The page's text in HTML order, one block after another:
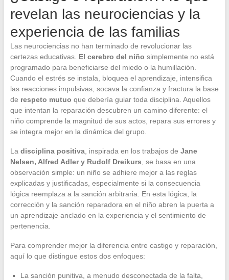
revelan las neurociencias y la
experiencia de las familias
Las neurociencias no han terminado de revolucionar las
certezas educativas. El cerebro del niño simplemente no está
programado para beneficiarse del miedo o la humillación.
Cuando el estrés se instala, bloquea el aprendizaje, intensifica
las reacciones impulsivas, socava la confianza y fractura la base
de respeto mutuo que debería guiar toda disciplina. Aquellos
que intentan la reparación descubren un camino diferente: el
niño comprende la magnitud de sus actos, repara sus errores y
se integra mejor en la dinámica del grupo.
La disciplina positiva, inspirada en los trabajos de Jane
Nelsen, Alfred Adler y Rudolf Dreikurs , se basa en una
observación simple: un niño se adhiere mejor a las reglas
explicadas y justificadas, especialmente si la consecuencia
lógica reemplaza a la sanción arbitraria. En esta lógica, la
corrección y la sanción reparadora en el niño abren la puerta a
un aprendizaje anclado en la experiencia y el sentimiento de
pertenencia.
Para comprender mejor la diferencia entre castigo y reparación,
aquí lo que distingue estos dos enfoques:
La sanción punitiva, a menudo desconectada de la falta,